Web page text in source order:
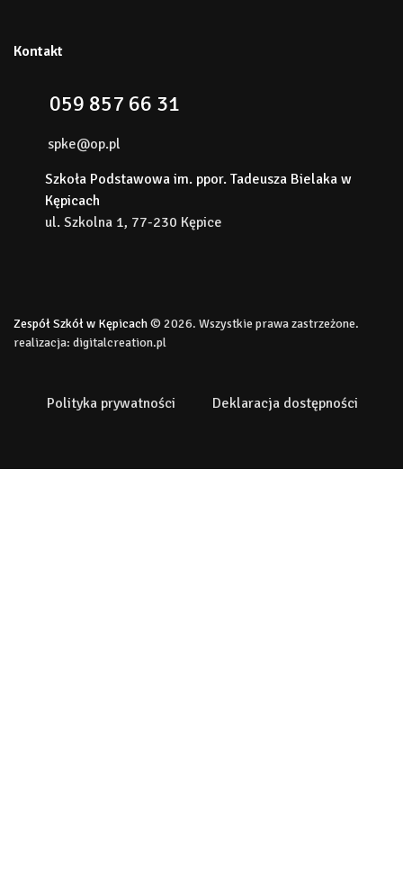
Kontakt
059 857 66 31
spke@op.pl
Szkoła Podstawowa im. ppor. Tadeusza Bielaka w
Kępicach
ul. Szkolna 1, 77-230 Kępice
Zespół Szkół w Kępicach© 2026. Wszystkie prawa zastrzeżone.
realizacja: digitalcreation.pl
Polityka prywatności Deklaracja dostępności